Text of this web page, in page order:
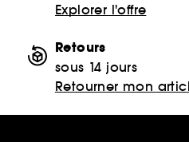
Explorer l'offre
Retours
sous 14 jours
Retourner mon